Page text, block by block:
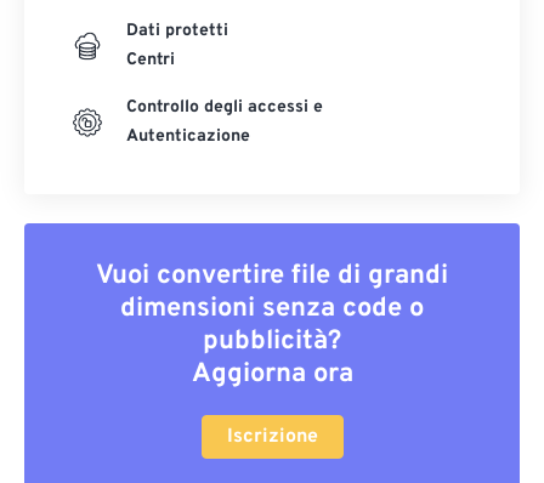
Dati protetti
Centri
Controllo degli accessi e
Autenticazione
Vuoi convertire file di grandi
dimensioni senza code o
pubblicità?
Aggiorna ora
Iscrizione